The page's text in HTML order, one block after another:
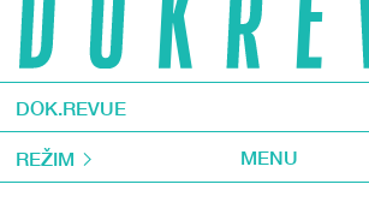
DOK.REVUE
REŽIM MENU